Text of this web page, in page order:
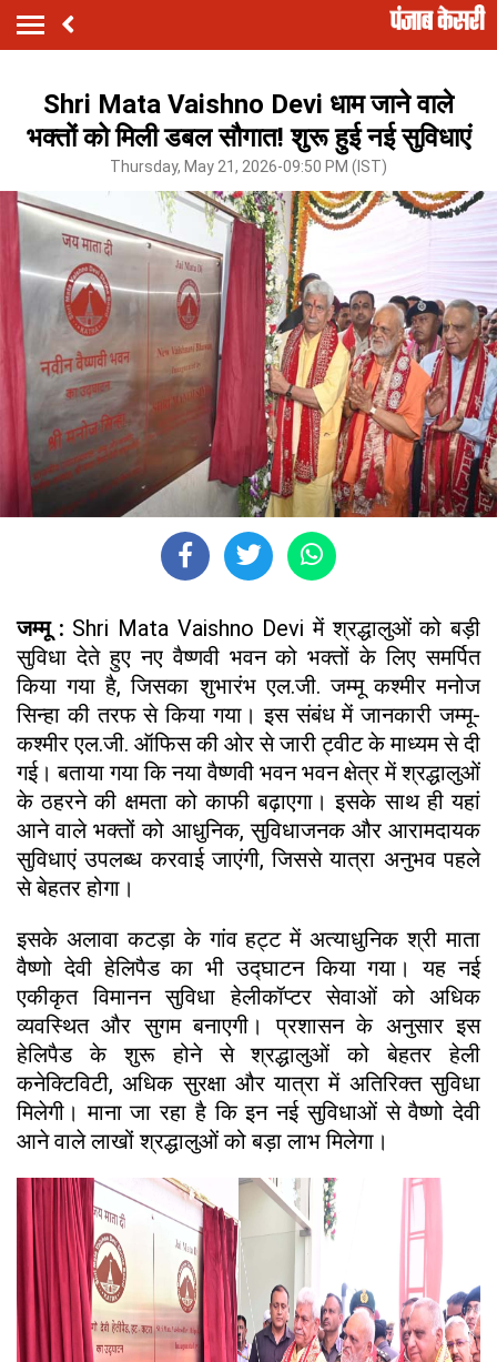
Shri Mata Vaishno Devi धाम जाने वाले
भक्तों को मिली डबल सौगात! शुरू हुई नई सुविधाएं
Thursday, May 21, 2026-09:50 PM (IST)
जम्मू : Shri Mata Vaishno Devi में श्रद्धालुओं को बड़ी
सुविधा देते हुए नए वैष्णवी भवन को भक्तों के लिए समर्पित
किया गया है, जिसका शुभारंभ एल.जी. जम्मू कश्मीर मनोज
सिन्हा की तरफ से किया गया। इस संबंध में जानकारी जम्मू-
कश्मीर एल.जी. ऑफिस की ओर से जारी ट्वीट के माध्यम से दी
गई। बताया गया कि नया वैष्णवी भवन भवन क्षेत्र में श्रद्धालुओं
के ठहरने की क्षमता को काफी बढ़ाएगा। इसके साथ ही यहां
आने वाले भक्तों को आधुनिक, सुविधाजनक और आरामदायक
सुविधाएं उपलब्ध करवाई जाएंगी, जिससे यात्रा अनुभव पहले
से बेहतर होगा।
इसके अलावा कटड़ा के गांव हट्ट में अत्याधुनिक श्री माता
वैष्णो देवी हेलिपैड का भी उद्घाटन किया गया। यह नई
एकीकृत विमानन सुविधा हेलीकॉप्टर सेवाओं को अधिक
व्यवस्थित और सुगम बनाएगी। प्रशासन के अनुसार इस
हेलिपैड के शुरू होने से श्रद्धालुओं को बेहतर हेली
कनेक्टिविटी, अधिक सुरक्षा और यात्रा में अतिरिक्त सुविधा
मिलेगी। माना जा रहा है कि इन नई सुविधाओं से वैष्णो देवी
आने वाले लाखों श्रद्धालुओं को बड़ा लाभ मिलेगा।